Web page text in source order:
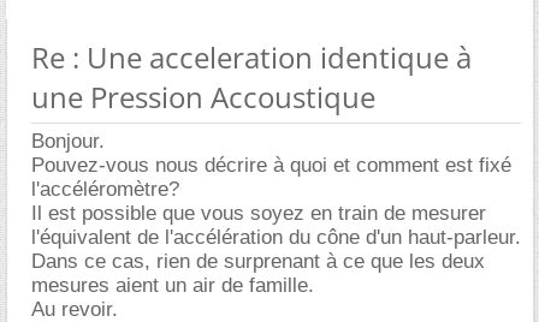
Re : Une acceleration identique à
une Pression Accoustique
Bonjour.
Pouvez-vous nous décrire à quoi et comment est fixé
l'accéléromètre?
Il est possible que vous soyez en train de mesurer
l'équivalent de l'accélération du cône d'un haut-parleur.
Dans ce cas, rien de surprenant à ce que les deux
mesures aient un air de famille.
Au revoir.